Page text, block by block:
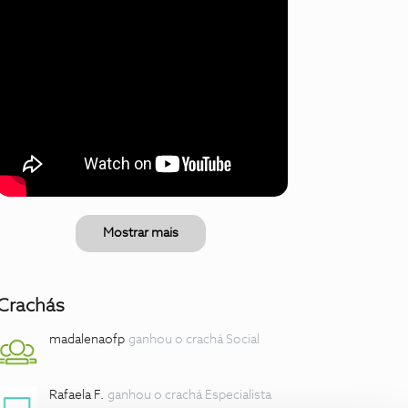
Mostrar mais
madalenaofp ganhou o crachá Social
Rafaela F. ganhou o crachá Especialista